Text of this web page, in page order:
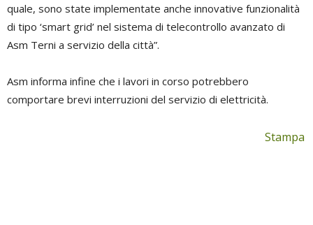
quale, sono state implementate anche innovative funzionalità
di tipo ‘smart grid’ nel sistema di telecontrollo avanzato di
Asm Terni a servizio della città”.
Asm informa infine che i lavori in corso potrebbero
comportare brevi interruzioni del servizio di elettricità.
Stampa